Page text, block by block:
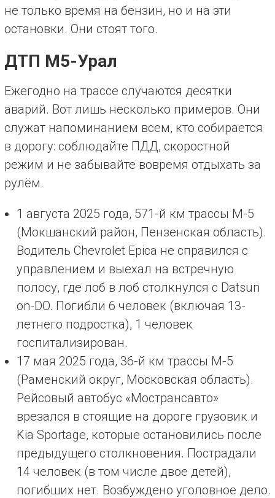
не только время на бензин, но и на эти
остановки. Они стоят того.
ДТП М5-Урал
Ежегодно на трассе случаются десятки
аварий. Вот лишь несколько примеров. Они
служат напоминанием всем, кто собирается
в дорогу: соблюдайте ПДД, скоростной
режим и не забывайте вовремя отдыхать за
рулём.
1 августа 2025 года, 571-й км трассы М-5
(Мокшанский район, Пензенская область).
Водитель Chevrolet Epica не справился с
управлением и выехал на встречную
полосу, где лоб в лоб столкнулся с Datsun
on-DO. Погибли 6 человек (включая 13-
летнего подростка), 1 человек
госпитализирован.
17 мая 2025 года, 36-й км трассы М-5
(Раменский округ, Московская область).
Рейсовый автобус «Мострансавто»
врезался в стоящие на дороге грузовик и
Kia Sportage, которые остановились после
предыдущего столкновения. Пострадали
14 человек (в том числе двое детей),
погибших нет. Возбуждено уголовное дело.